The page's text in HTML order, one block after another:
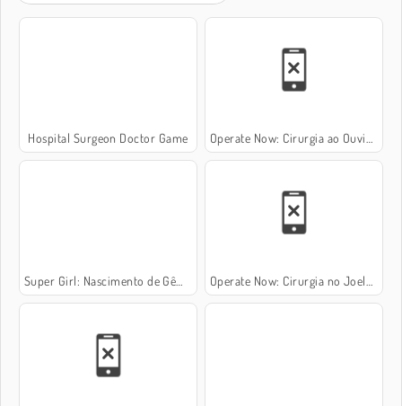
Hospital Surgeon Doctor Game Operate Now: Cirurgia ao Ouvido
Super Girl: Nascimento de Gêmeos Operate Now: Cirurgia no Joelho